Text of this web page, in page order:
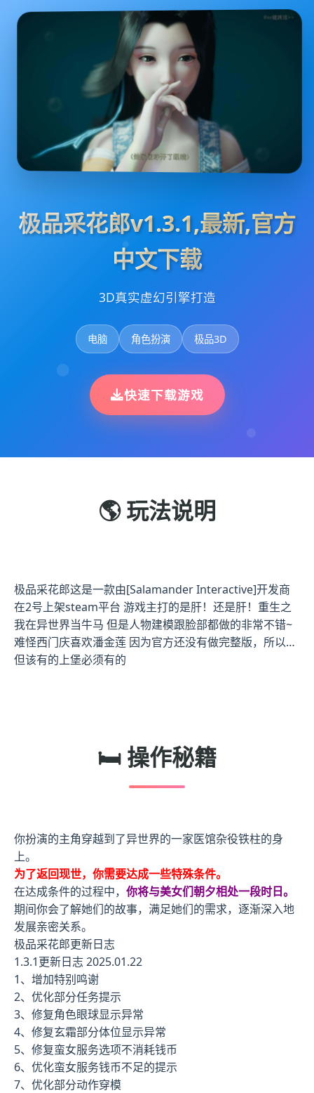
极品采花郎v1.3.1,最新,官方
中文下载
3D真实虚幻引擎打造
电脑 角色扮演 极品3D
快速下载游戏
🌎 玩法说明
极品采花郎这是一款由[Salamander Interactive]开发商
在2号上架steam平台 游戏主打的是肝！还是肝！重生之
我在异世界当牛马 但是人物建模跟脸部都做的非常不错~
难怪西门庆喜欢潘金莲 因为官方还没有做完整版，所以…
但该有的上堡必须有的
🛏️ 操作秘籍
你扮演的主角穿越到了异世界的一家医馆杂役铁柱的身
上。
为了返回现世，你需要达成一些特殊条件。
在达成条件的过程中， 你将与美女们朝夕相处一段时日。
期间你会了解她们的故事，满足她们的需求，逐渐深入地
发展亲密关系。
极品采花郎更新日志
1.3.1更新日志 2025.01.22
1、增加特别鸣谢
2、优化部分任务提示
3、修复角色眼球显示异常
4、修复玄霜部分体位显示异常
5、修复蛮女服务选项不消耗钱币
6、优化蛮女服务钱币不足的提示
7、优化部分动作穿模